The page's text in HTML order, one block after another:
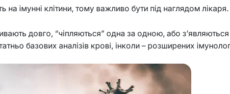
на імунні клітини, тому важливо бути під наглядом лікаря.
довго, “чіпляються” одна за одною, або з’являються
базових аналізів крові, інколи – розширених